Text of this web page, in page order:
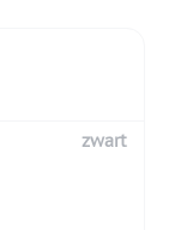
zwart